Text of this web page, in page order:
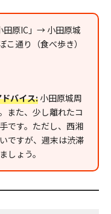
田原IC」→ 小田原城
通り（食べ歩き）
バイス: 小田原城周
また、少し離れたコ
です。ただし、西湘
ですが、週末は渋滞
しょう。